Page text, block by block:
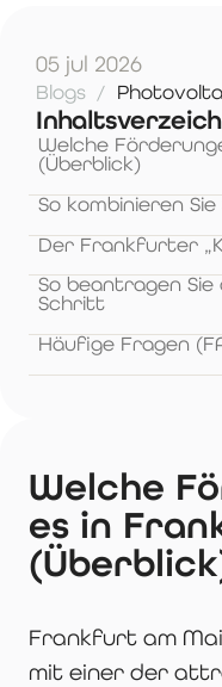
05 jul 2026
Blogs /
Welche
(Überblick)
So kombinieren
Der Frankfurter
So beantragen
Schritt
Häufige Fragen
Welche
es in
Frankfurt am
mit einer der